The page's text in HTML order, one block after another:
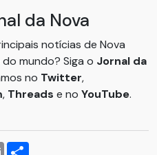
da Nova
notícias de Nova
mundo? Siga o Jornal da
no Twitter,
, Threads e no YouTube.
Email